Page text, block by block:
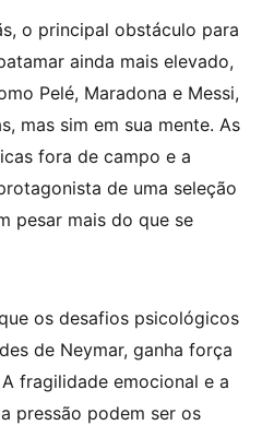
o principal obstáculo para
ainda mais elevado,
Pelé, Maradona e Messi,
mas sim em sua mente. As
fora de campo e a
de uma seleção
pesar mais do que se
os desafios psicológicos
de Neymar, ganha força
fragilidade emocional e a
pressão podem ser os